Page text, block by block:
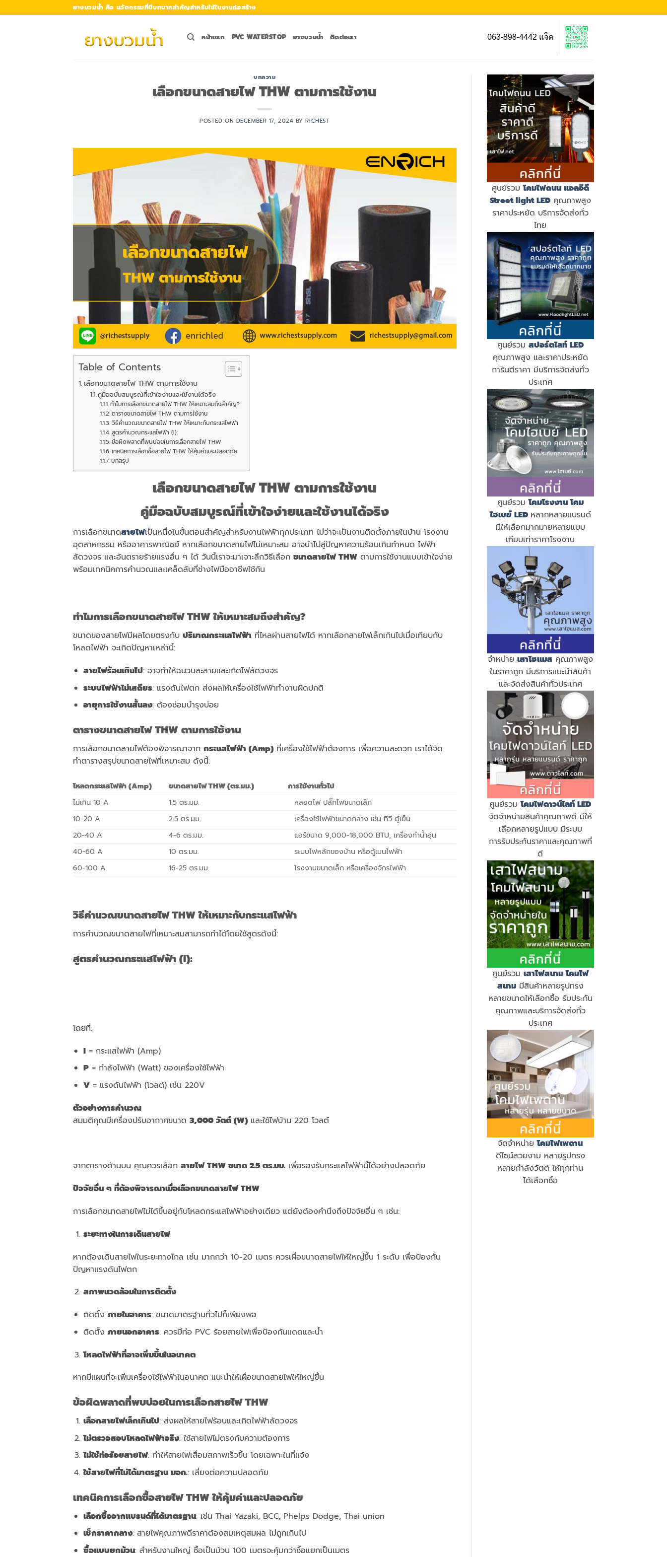
to
ยางบวมน้ำ คือ นวัตกรรมที่มีบทบาทสำคัญสำหรับใช้ในงานก่อสร้าง
หน้าแรก PVC WATERSTOP ยางบวมน้ำ ติดต่อเรา 063-898-4442 แจ็ค
บทความ
เลือกขนาดสายไฟ THW ตามการใช้งาน
POSTED ON DECEMBER 17, 2024 BYRICHEST
Table of Contents
เลือกขนาดสายไฟ THW ตามการใช้งาน
คู่มือฉบับสมบูรณ์ที่เข้าใจง่ายและใช้งานได้จริง
ทำไมการเลือกขนาดสายไฟ THW ให้เหมาะสมถึงสำคัญ?
ตารางขนาดสายไฟ THW ตามการใช้งาน
วิธีคำนวณขนาดสายไฟ THW ให้เหมาะกับกระแสไฟฟ้า
สูตรคำนวณกระแสไฟฟ้า (I):
ข้อผิดพลาดที่พบบ่อยในการเลือกสายไฟ THW
เทคนิคการเลือกซื้อสายไฟ THW ให้คุ้มค่าและปลอดภัย
บทสรุป
เลือกขนาดสายไฟTHW ตามการใช้งาน
คู่มือฉบับสมบูรณ์ที่เข้าใจง่ายและใช้งานได้จริง
การเลือกขนาดสายไฟเป็นหนึ่งในขั้นตอนสำคัญสำหรับงานไฟฟ้าทุกประเภท ไม่ว่าจะเป็นงานติดตั้งภายในบ้าน โรงงาน
อุตสาหกรรม หรืออาคารพาณิชย์ หากเลือกขนาดสายไฟไม่เหมาะสม อาจนำไปสู่ปัญหาความร้อนเกินกำหนด ไฟฟ้า
ลัดวงจร และอันตรายร้ายแรงอื่น ๆ ได้ วันนี้เราจะมาเจาะลึกวิธีเลือก ขนาดสายไฟTHW ตามการใช้งานแบบเข้าใจง่าย
พร้อมเทคนิคการคำนวณและเคล็ดลับที่ช่างไฟมืออาชีพใช้กัน
ทำไมการเลือกขนาดสายไฟTHW ให้เหมาะสมถึงสำคัญ?
ขนาดของสายไฟมีผลโดยตรงกับ ปริมาณกระแสไฟฟ้า ที่ไหลผ่านสายไฟได้ หากเลือกสายไฟเล็กเกินไปเมื่อเทียบกับ
โหลดไฟฟ้า จะเกิดปัญหาเหล่านี้:
สายไฟร้อนเกินไป: อาจทำให้ฉนวนละลายและเกิดไฟลัดวงจร
ระบบไฟฟ้าไม่เสถียร: แรงดันไฟตก ส่งผลให้เครื่องใช้ไฟฟ้าทำงานผิดปกติ
อายุการใช้งานสั้นลง: ต้องซ่อมบำรุงบ่อย
ตารางขนาดสายไฟTHW ตามการใช้งาน
การเลือกขนาดสายไฟต้องพิจารณาจาก กระแสไฟฟ้า (Amp)ที่เครื่องใช้ไฟฟ้าต้องการ เพื่อความสะดวก เราได้จัด
ทำตารางสรุปขนาดสายไฟที่เหมาะสม ดังนี้:
โหลดกระแสไฟฟ้า (Amp) ขนาดสายไฟTHW (ตร.มม.)
การใช้งานทั่วไป
ไม่เกิน 10 A
1.5 ตร.มม.
หลอดไฟ ปลั๊กไฟขนาดเล็ก
10-20 A
2.5 ตร.มม.
เครื่องใช้ไฟฟ้าขนาดกลาง เช่น ทีวี ตู้เย็น
20-40 A
4-6 ตร.มม.
แอร์ขนาด 9,000-18,000 BTU, เครื่องทำน้ำอุ่น
40-60 A
10 ตร.มม.
ระบบไฟหลักของบ้าน หรือตู้เมนไฟฟ้า
60-100 A
16-25 ตร.มม. โรงงานขนาดเล็ก หรือเครื่องจักรไฟฟ้า
วิธีคำนวณขนาดสายไฟTHW ให้เหมาะกับกระแสไฟฟ้า
การคำนวณขนาดสายไฟที่เหมาะสมสามารถทำได้โดยใช้สูตรดังนี้:
สูตรคำนวณกระแสไฟฟ้า (I):
โดยที่:
I= กระแสไฟฟ้า (Amp)
P= กำลังไฟฟ้า (Watt) ของเครื่องใช้ไฟฟ้า
V= แรงดันไฟฟ้า (โวลต์) เช่น 220V
ตัวอย่างการคำนวณ
สมมติคุณมีเครื่องปรับอากาศขนาด 3,000 วัตต์ (W)และใช้ไฟบ้าน 220 โวลต์
จากตารางด้านบน คุณควรเลือก สายไฟTHW ขนาด 2.5 ตร.มม. เพื่อรองรับกระแสไฟฟ้านี้ได้อย่างปลอดภัย
ปัจจัยอื่น ๆ ที่ต้องพิจารณาเมื่อเลือกขนาดสายไฟTHW
การเลือกขนาดสายไฟไม่ได้ขึ้นอยู่กับโหลดกระแสไฟฟ้าอย่างเดียว แต่ยังต้องคำนึงถึงปัจจัยอื่น ๆ เช่น:
ระยะทางในการเดินสายไฟ
หากต้องเดินสายไฟในระยะทางไกล เช่น มากกว่า 10-20 เมตร ควรเผื่อขนาดสายไฟให้ใหญ่ขึ้น 1 ระดับ เพื่อป้องกัน
ปัญหาแรงดันไฟตก
สภาพแวดล้อมในการติดตั้ง
ติดตั้ง ภายในอาคาร: ขนาดมาตรฐานทั่วไปก็เพียงพอ
ติดตั้ง ภายนอกอาคาร: ควรมีท่อ PVC ร้อยสายไฟเพื่อป้องกันแดดและน้ำ
โหลดไฟฟ้าที่อาจเพิ่มขึ้นในอนาคต
หากมีแผนที่จะเพิ่มเครื่องใช้ไฟฟ้าในอนาคต แนะนำให้เผื่อขนาดสายไฟให้ใหญ่ขึ้น
ข้อผิดพลาดที่พบบ่อยในการเลือกสายไฟTHW
เลือกสายไฟเล็กเกินไป: ส่งผลให้สายไฟร้อนและเกิดไฟฟ้าลัดวงจร
ไม่ตรวจสอบโหลดไฟฟ้าจริง: ใช้สายไฟไม่ตรงกับความต้องการ
ไม่ใช้ท่อร้อยสายไฟ: ทำให้สายไฟเสื่อมสภาพเร็วขึ้น โดยเฉพาะในที่แจ้ง
ใช้สายไฟที่ไม่ได้มาตรฐาน มอก.: เสี่ยงต่อความปลอดภัย
เทคนิคการเลือกซื้อสายไฟTHW ให้คุ้มค่าและปลอดภัย
เลือกซื้อจากแบรนด์ที่ได้มาตรฐาน: เช่น Thai Yazaki, BCC, Phelps Dodge, Thai union
เช็กราคากลาง: สายไฟคุณภาพดีราคาต้องสมเหตุสมผล ไม่ถูกเกินไป
ซื้อแบบยกม้วน: สำหรับงานใหญ่ ซื้อเป็นม้วน 100 เมตรจะคุ้มกว่าซื้อแยกเป็นเมตร
ศูนย์รวมโคมไฟถนน แอลอีดี
Street light LEDคุณภาพสูง
ราคาประหยัด บริการจัดส่งทั่ว
ไทย
ศูนย์รวม สปอร์ตไลท์ LED
คุณภาพสูง และราคาประหยัด
การันตีราคา มีบริการจัดส่งทั่ว
ประเทศ
ศูนย์รวมโคมโรงงาน โคม
ไฮเบย์ LED หลากหลายแบรนด์
มีให้เลือกมากมายหลายแบบ
เทียบเท่าราคาโรงงาน
จำหน่าย เสาไฮแมสคุณภาพสูง
ในราคาถูก มีบริการแนะนำสินค้า
และจัดส่งสินค้าทั่วประเทศ
ศูนย์รวมโคมไฟดาวน์ไลท์ LED
จัดจำหน่ายสินค้าคุณภาพดี มีให้
เลือกหลายรูปแบบ มีระบบ
การรับประกันราคาและคุณภาพที่
ดี
ศูนย์รวม เสาไฟสนาม โคมไฟ
สนามมีสินค้าหลายรูปทรง
หลายขนาดให้เลือกซื้อ รับประกัน
คุณภาพและบริการจัดส่งทั่ว
ประเทศ
จัดจำหน่ายโคมไฟเพดาน
ดีไซน์สวยงาม หลายรูปทรง
หลายกำลังวัตต์ ให้ทุกท่าน
ได้เลือกซื้อ